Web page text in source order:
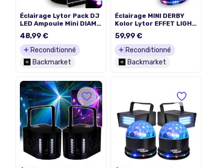
Éclairage Lytor Pack DJ
LED Ampoule Mini DIAMS
de lumière SIXMAGIC
48,99 €
Reconditionné
Backmarket
Éclairage MINI DERBY
Kolor Lytor EFFET LIGHT
Roundmagic effet OVNI
59,99 €
Reconditionné
Backmarket